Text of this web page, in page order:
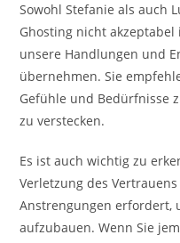
Sowohl Stefanie als auch
Ghosting nicht
unsere Handlungen und
übernehmen. Sie
Gefühle und Bedürfnisse
zu verstecken.
Es ist auch wichtig zu
Verletzung des
Anstrengungen erfordert,
aufzubauen. Wenn Sie